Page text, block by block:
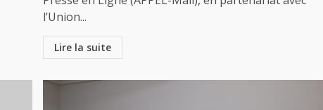
l’Union...
Lire la suite